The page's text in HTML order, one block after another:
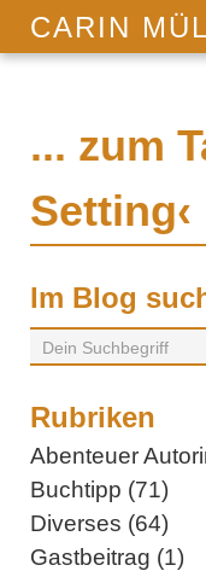
CARIN
... zum
Setting‹
Im Blog
Rubriken
Abenteuer
Buchtipp (71)
Diverses (64)
Gastbeitrag (1)